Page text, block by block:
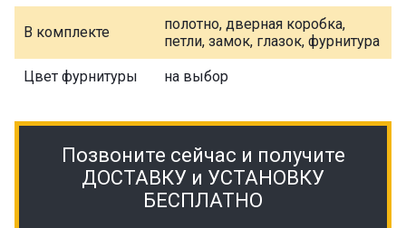
В комплекте
полотно, дверная коробка,
петли, замок, глазок, фурнитура
Цвет фурнитуры на выбор
Позвоните сейчас и получите
ДОСТАВКУ и УСТАНОВКУ
БЕСПЛАТНО